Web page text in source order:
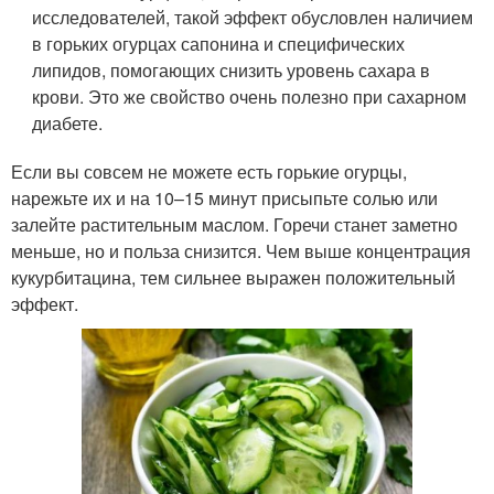
исследователей, такой эффект обусловлен наличием
в горьких огурцах сапонина и специфических
липидов, помогающих снизить уровень сахара в
крови. Это же свойство очень полезно при сахарном
диабете.
Если вы совсем не можете есть горькие огурцы,
нарежьте их и на 10–15 минут присыпьте солью или
залейте растительным маслом. Горечи станет заметно
меньше, но и польза снизится. Чем выше концентрация
кукурбитацина, тем сильнее выражен положительный
эффект.